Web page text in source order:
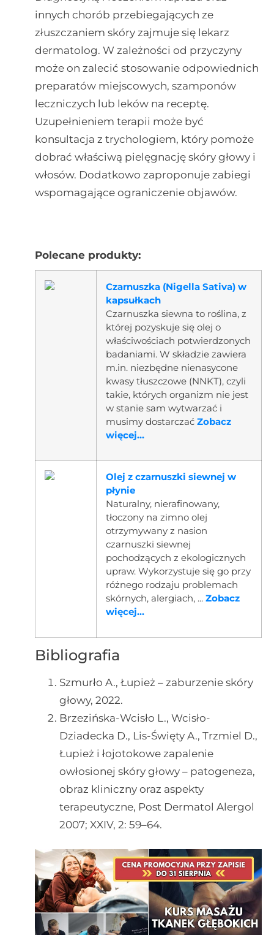
innych chorób przebiegających ze
złuszczaniem skóry zajmuje się lekarz
dermatolog. W zależności od przyczyny
może on zalecić stosowanie odpowiednich
preparatów miejscowych, szamponów
leczniczych lub leków na receptę.
Uzupełnieniem terapii może być
konsultacja z trychologiem, który pomoże
dobrać właściwą pielęgnację skóry głowy i
włosów. Dodatkowo zaproponuje zabiegi
wspomagające ograniczenie objawów.
Polecane produkty:
Czarnuszka (Nigella Sativa) w
kapsułkach
Czarnuszka siewna to roślina, z
której pozyskuje się olej o
właściwościach potwierdzonych
badaniami. W składzie zawiera
m.in. niezbędne nienasycone
kwasy tłuszczowe (NNKT), czyli
takie, których organizm nie jest
w stanie sam wytwarzać i
musimy dostarczać Zobacz
więcej...
Olej z czarnuszki siewnej w
płynie
Naturalny, nierafinowany,
tłoczony na zimno olej
otrzymywany z nasion
czarnuszki siewnej
pochodzących z ekologicznych
upraw. Wykorzystuje się go przy
różnego rodzaju problemach
skórnych, alergiach, ... Zobacz
więcej...
Bibliografia
Szmurło A., Łupież – zaburzenie skóry
głowy, 2022.
Brzezińska-Wcisło L., Wcisło-
Dziadecka D., Lis-Święty A., Trzmiel D.,
Łupież i łojotokowe zapalenie
owłosionej skóry głowy – patogeneza,
obraz kliniczny oraz aspekty
terapeutyczne, Post Dermatol Alergol
2007; XXIV, 2: 59–64.